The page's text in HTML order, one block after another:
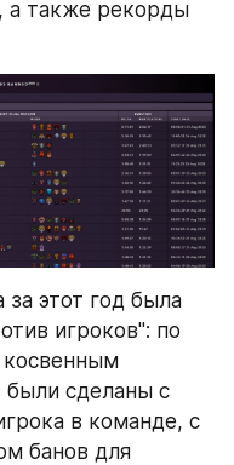
а также рекорды
этот год была
игроков": по
косвенным
были сделаны с
в команде, с
банов для